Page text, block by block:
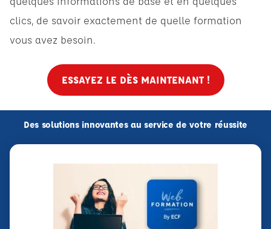
clics, de savoir exactement de quelle formation
vous avez besoin.
ESSAYEZ LE DÈS MAINTENANT !
Des solutions innovantes au service de votre réussite